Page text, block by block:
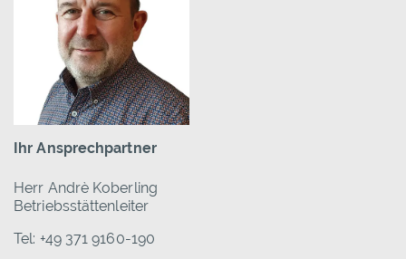
Ihr Ansprechpartner
Herr Andrè Koberling
Betriebsstättenleiter
Tel: +49 371 9160-190